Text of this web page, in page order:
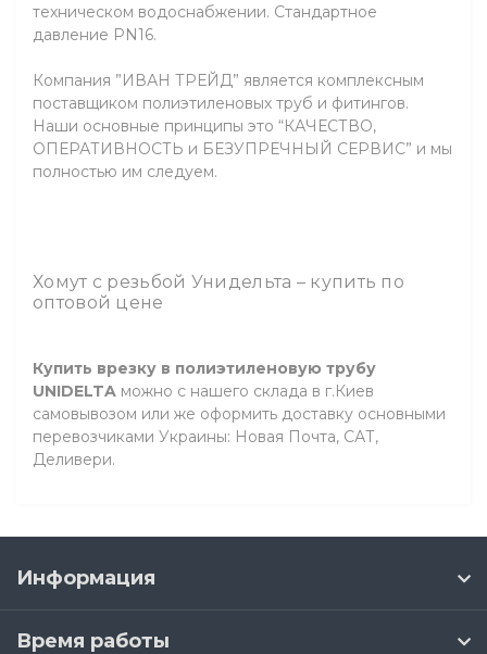
техническом водоснабжении. Стандартное
давление PN16.
Компания ”ИВАН ТРЕЙД” является комплексным
поставщиком полиэтиленовых труб и фитингов.
Наши основные принципы это “КАЧЕСТВО,
ОПЕРАТИВНОСТЬ и БЕЗУПРЕЧНЫЙ СЕРВИС” и мы
полностью им следуем.
Хомут с резьбой Унидельта – купить по
оптовой цене
Купить врезку в полиэтиленовую трубу
UNIDELTA можно с нашего склада в г.Киев
самовывозом или же оформить доставку основными
перевозчиками Украины: Новая Почта, САТ,
Деливери.
Информация
Время работы